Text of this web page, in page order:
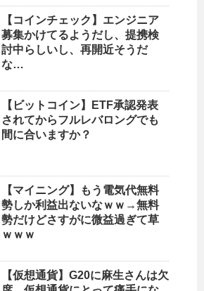
【コインチェック】エンジニア
募集かけてるようだし、提携検
討中らしいし、再開近そうだ
な…
【ビットコイン】ETF承認発表
されてからフルレバロングでも
間に合いますか？
【マイニング】もう電気代無料
勢しか利益出ないなｗｗ→無料
勢だけどさすがに微益過ぎて草
ｗｗｗ
【仮想通貨】G20に麻生さんは欠